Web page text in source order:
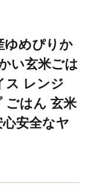
ゆめぴりか
い玄米ごは
ス レンジ
ごはん 玄米
安全なヤ